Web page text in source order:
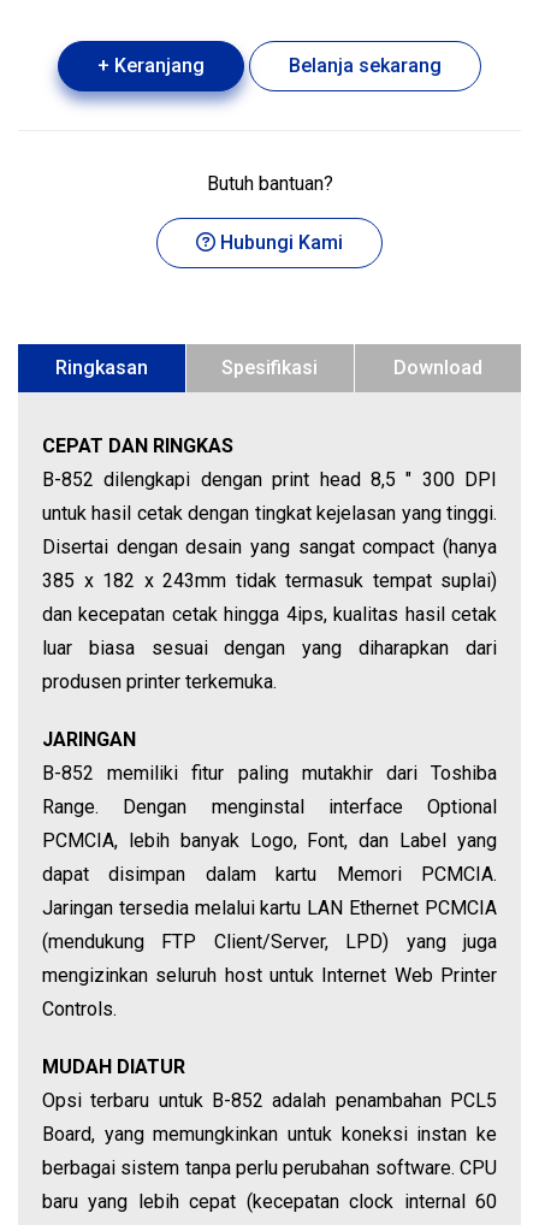
+ Keranjang Belanja sekarang
Butuh bantuan?
Hubungi Kami
Ringkasan Spesifikasi Download
CEPAT DAN RINGKAS
B-852 dilengkapi dengan print head 8,5 " 300 DPI
untuk hasil cetak dengan tingkat kejelasan yang tinggi.
Disertai dengan desain yang sangat compact (hanya
385 x 182 x 243mm tidak termasuk tempat suplai)
dan kecepatan cetak hingga 4ips, kualitas hasil cetak
luar biasa sesuai dengan yang diharapkan dari
produsen printer terkemuka.
JARINGAN
B-852 memiliki fitur paling mutakhir dari Toshiba
Range. Dengan menginstal interface Optional
PCMCIA, lebih banyak Logo, Font, dan Label yang
dapat disimpan dalam kartu Memori PCMCIA.
Jaringan tersedia melalui kartu LAN Ethernet PCMCIA
(mendukung FTP Client/Server, LPD) yang juga
mengizinkan seluruh host untuk Internet Web Printer
Controls.
MUDAH DIATUR
Opsi terbaru untuk B-852 adalah penambahan PCL5
Board, yang memungkinkan untuk koneksi instan ke
berbagai sistem tanpa perlu perubahan software. CPU
baru yang lebih cepat (kecepatan clock internal 60